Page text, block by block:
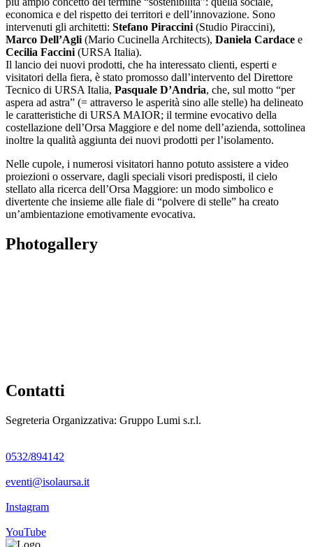
economica e del rispetto dei territori e dell’innovazione. Sono
intervenuti gli architetti: Stefano Piraccini (Studio Piraccini),
Marco Dell’Agli (Mario Cucinella Architects), Daniela Cardace e
Cecilia Faccini (URSA Italia).
Il lancio dei nuovi prodotti, che ha interessato clienti, esperti e
visitatori della fiera, è stato promosso dall’intervento del Direttore
Tecnico di URSA Italia, Pasquale D’Andria, che, sul motto “per
aspera ad astra” (= attraverso le asperità sino alle stelle) ha delineato
le caratteristiche di URSA MAIOR; il termine evocativo della
costellazione dell’Orsa Maggiore e del nome dell’azienda, sottolinea
inoltre la qualità aggiunta dei nuovi prodotti per l’isolamento.
Nelle cupole, i numerosi visitatori hanno potuto assistere a video
proiezioni o osservare, dagli speciali visori predisposti, il cielo
stellato alla ricerca dell’Orsa Maggiore: un modo simbolico e
divertente che insieme alle fiale di “polvere di stelle” ha creato
un’ambientazione emotivamente evocativa.
Photogallery
Contatti
Segreteria Organizzativa: Gruppo Lumi s.r.l.
0532/894142
eventi@isolaursa.it
Instagram
YouTube